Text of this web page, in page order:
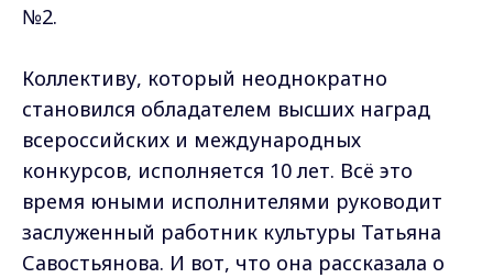
№2.
Коллективу, который неоднократно
становился обладателем высших наград
всероссийских и международных
конкурсов, исполняется 10 лет. Всё это
время юными исполнителями руководит
заслуженный работник культуры Татьяна
Савостьянова. И вот, что она рассказала о